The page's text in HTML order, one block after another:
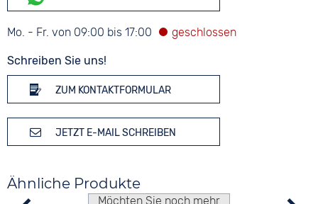
Mo. - Fr. von 09:00 bis 17:00
Schreiben Sie uns!
ZUM KONTAKTFORMULAR
JETZT E-MAIL SCHREIBEN
Ähnliche Produkte
Möchten Sie noch mehr